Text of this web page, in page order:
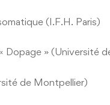
(I.F.H. Paris)
» (Université
de Montpellier)